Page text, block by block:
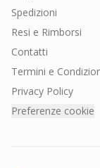
Spedizioni
Resi e Rimborsi
Contatti
Termini e
Privacy Policy
Preferenze cookie